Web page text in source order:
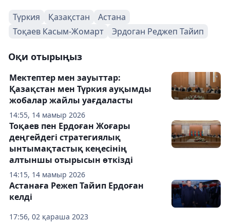
Түркия Қазақстан
Астана
Тоқаев Касым-Жомарт
Эрдоган Реджеп Тайип
Оқи отырыңыз
14:55, 14 мамыр 2026
Мектептер мен зауыттар:
Қазақстан мен Түркия ауқымды
жобалар жайлы уағдаласты
14:15, 14 мамыр 2026
Тоқаев пен Ердоған Жоғары
деңгейдегі стратегиялық
ынтымақтастық кеңесінің
алтыншы отырысын өткізді
17:56, 02 қараша 2023
Астанаға Режеп Тайип Ердоған
келді